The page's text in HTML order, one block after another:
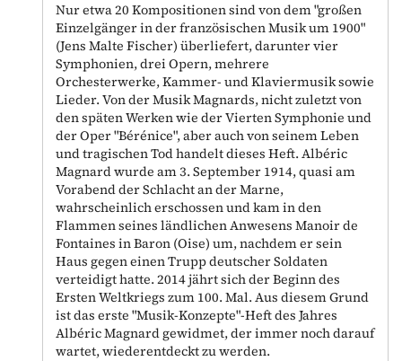
Nur etwa 20 Kompositionen sind von dem "großen
Einzelgänger in der französischen Musik um 1900"
(Jens Malte Fischer) überliefert, darunter vier
Symphonien, drei Opern, mehrere
Orchesterwerke, Kammer- und Klaviermusik sowie
Lieder. Von der Musik Magnards, nicht zuletzt von
den späten Werken wie der Vierten Symphonie und
der Oper "Bérénice", aber auch von seinem Leben
und tragischen Tod handelt dieses Heft. Albéric
Magnard wurde am 3. September 1914, quasi am
Vorabend der Schlacht an der Marne,
wahrscheinlich erschossen und kam in den
Flammen seines ländlichen Anwesens Manoir de
Fontaines in Baron (Oise) um, nachdem er sein
Haus gegen einen Trupp deutscher Soldaten
verteidigt hatte. 2014 jährt sich der Beginn des
Ersten Weltkriegs zum 100. Mal. Aus diesem Grund
ist das erste "Musik-Konzepte"-Heft des Jahres
Albéric Magnard gewidmet, der immer noch darauf
wartet, wiederentdeckt zu werden.